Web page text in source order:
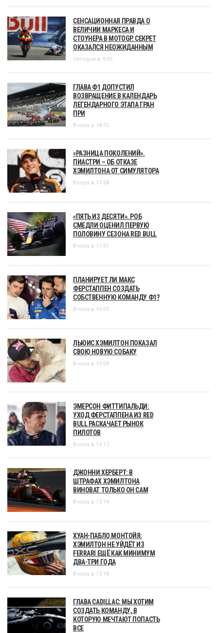
СЕНСАЦИОННАЯ ПРАВДА О
ВЕЛИЧИИ МАРКЕСА И
СТОУНЕРА В MOTOGP. СЕКРЕТ
ОКАЗАЛСЯ НЕОЖИДАННЫМ
Сегодня в 9:05
ГЛАВА Ф1 ДОПУСТИЛ
ВОЗВРАЩЕНИЕ В КАЛЕНДАРЬ
ЛЕГЕНДАРНОГО ЭТАПА ГРАН
ПРИ
Вчера в 18:55
«РАЗНИЦА ПОКОЛЕНИЙ».
ПИАСТРИ – ОБ ОТКАЗЕ
ХЭМИЛТОНА ОТ СИМУЛЯТОРА
Вчера в 17:58
«ПЯТЬ ИЗ ДЕСЯТИ». РОБ
СМЕДЛИ ОЦЕНИЛ ПЕРВУЮ
ПОЛОВИНУ СЕЗОНА RED BULL
Вчера в 17:01
ПЛАНИРУЕТ ЛИ МАКС
ФЕРСТАППЕН СОЗДАТЬ
СОБСТВЕННУЮ КОМАНДУ Ф1?
Вчера в 16:05
ЛЬЮИС ХЭМИЛТОН ПОКАЗАЛ
СВОЮ НОВУЮ СОБАКУ
Вчера в 15:09
ЭМЕРСОН ФИТТИПАЛЬДИ:
УХОД ФЕРСТАППЕНА ИЗ RED
BULL РАСКАЧАЕТ РЫНОК
ПИЛОТОВ
Вчера в 14:12
ДЖОННИ ХЕРБЕРТ: В
ШТРАФАХ ХЭМИЛТОНА
ВИНОВАТ ТОЛЬКО ОН САМ
Вчера в 13:14
ХУАН-ПАБЛО МОНТОЙЯ:
ХЭМИЛТОН НЕ УЙДЁТ ИЗ
FERRARI ЕЩЁ КАК МИНИМУМ
ДВА-ТРИ ГОДА
Вчера в 12:18
ГЛАВА CADILLAC: МЫ ХОТИМ
СОЗДАТЬ КОМАНДУ, В
КОТОРУЮ МЕЧТАЮТ ПОПАСТЬ
ВСЕ